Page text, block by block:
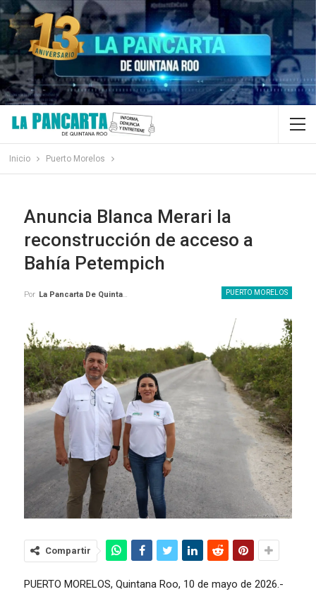
Inicio Puerto Morelos
Anuncia Blanca Merari la
reconstrucción de acceso a
Bahía Petempich
PUERTO MORELOS
Por La Pancarta De Quintana Roo
Compartir
PUERTO MORELOS, Quintana Roo, 10 de mayo de 2026.-